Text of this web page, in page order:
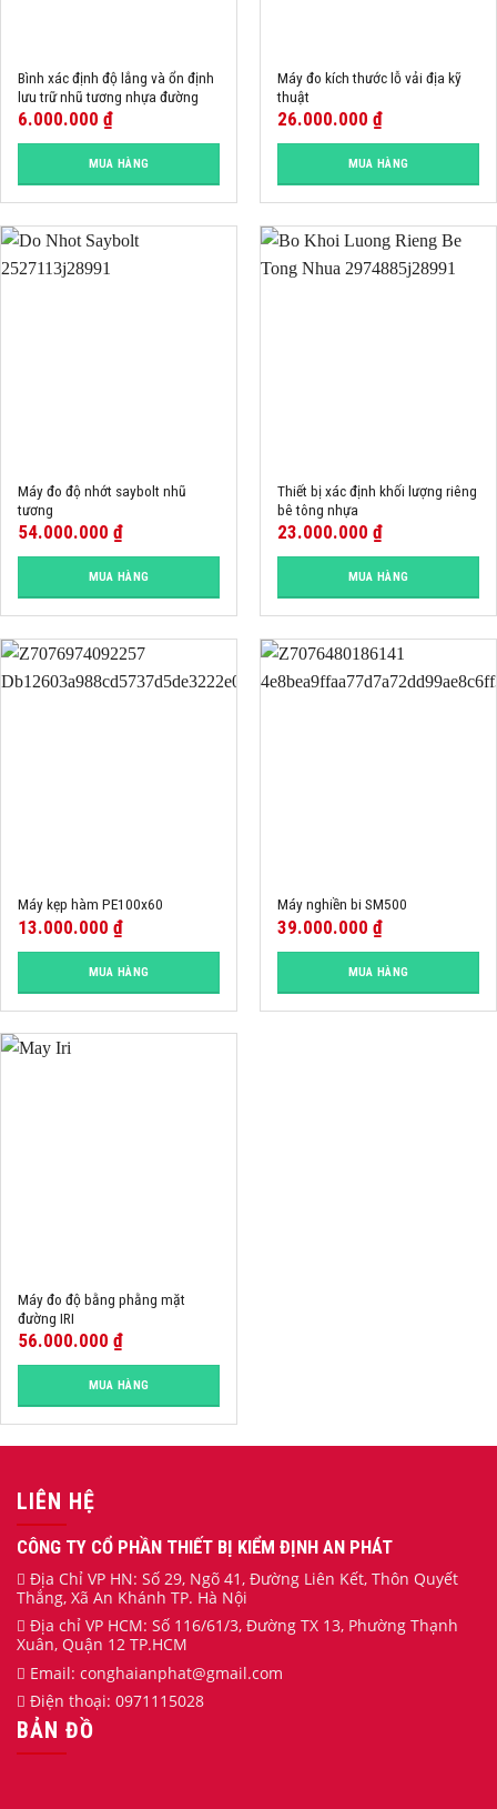
Bình xác định độ lắng và ổn định
lưu trữ nhũ tương nhựa đường
6.000.000 ₫
MUA HÀNG
Máy đo kích thước lỗ vải địa kỹ
thuật
26.000.000 ₫
MUA HÀNG
Máy đo độ nhớt saybolt nhũ
tương
54.000.000 ₫
MUA HÀNG
Thiết bị xác định khối lượng riêng
bê tông nhựa
23.000.000 ₫
MUA HÀNG
Máy kẹp hàm PE100x60
13.000.000 ₫
MUA HÀNG
Máy nghiền bi SM500
39.000.000 ₫
MUA HÀNG
Máy đo độ bằng phằng mặt
đường IRI
56.000.000 ₫
MUA HÀNG
LIÊN HỆ
CÔNG TY CỔ PHẦN THIẾT BỊ KIỂM ĐỊNH AN PHÁT
Địa Chỉ VP HN: Số 29, Ngõ 41, Đường Liên Kết, Thôn Quyết
Thắng, Xã An Khánh TP. Hà Nội
Địa chỉ VP HCM: Số 116/61/3, Đường TX 13, Phường Thạnh
Xuân, Quận 12 TP.HCM
Email: conghaianphat@gmail.com
Điện thoại: 0971115028
BẢN ĐỒ